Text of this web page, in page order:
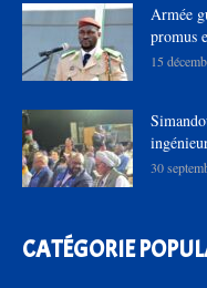
Armée
promus
15
30
CATÉGORIE